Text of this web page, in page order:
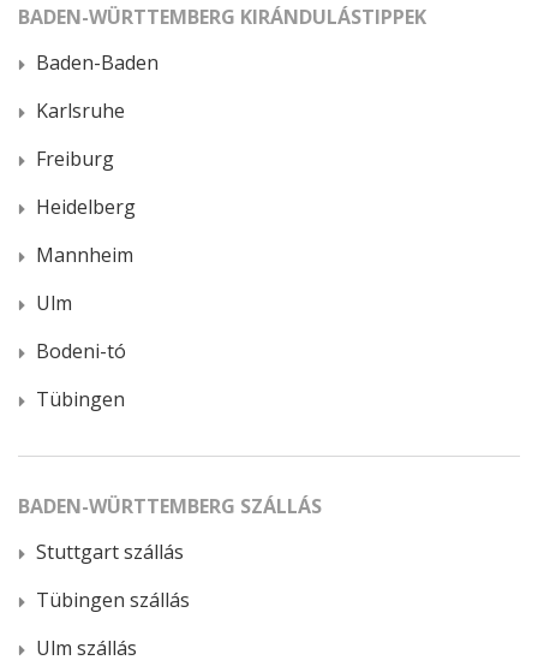
BADEN-WÜRTTEMBERG KIRÁNDULÁSTIPPEK
Baden-Baden
Karlsruhe
Freiburg
Heidelberg
Mannheim
Ulm
Bodeni-tó
Tübingen
BADEN-WÜRTTEMBERG SZÁLLÁS
Stuttgart szállás
Tübingen szállás
Ulm szállás